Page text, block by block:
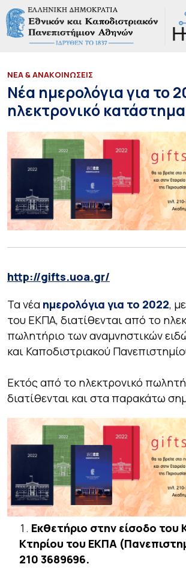
ΝΕΑ & ΑΝΑΚΟΙΝΩΣΕΙΣ
Νέα ημερολόγια για το
ηλεκτρονικό
http://gifts.uoa.gr/
Τα νέα ημερολόγια για το 2022,
του ΕΚΠΑ, διατίθενται από το
πωλητήριο των αναμνηστικών
και Καποδιστριακού
Εκτός από το ηλεκτρονικό
διατίθενται και στα παρακάτω
Εκθετήριο στην είσοδο του
Κτηρίου του ΕΚΠΑ
210 3689696.